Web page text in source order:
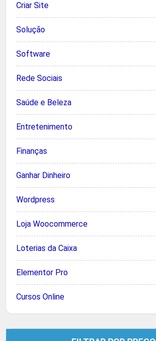
Criar Site
Solução
Software
Rede Sociais
Saúde e Beleza
Entretenimento
Finanças
Ganhar Dinheiro
Wordpress
Loja Woocommerce
Loterias da Caixa
Elementor Pro
Cursos Online